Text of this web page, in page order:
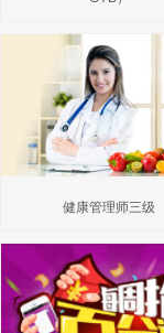
健康管理师三级